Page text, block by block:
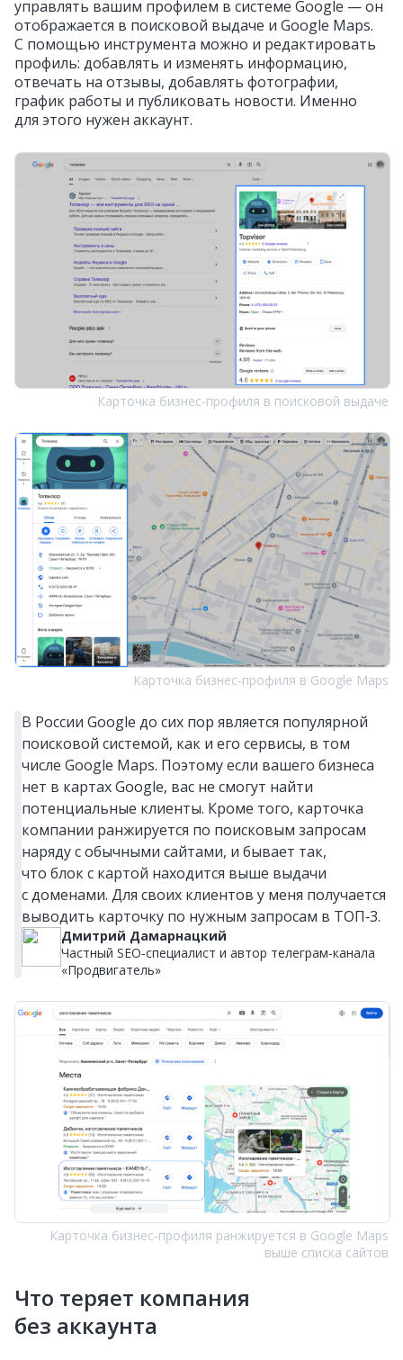
управлять вашим профилем в системе Google — он
отображается в поисковой выдаче и Google Maps.
С помощью инструмента можно и редактировать
профиль: добавлять и изменять информацию,
отвечать на отзывы, добавлять фотографии,
график работы и публиковать новости. Именно
для этого нужен аккаунт.
Карточка бизнес‑профиля в поисковой выдаче
Карточка бизнес‑профиля в Google Maps
В России Google до сих пор является популярной
поисковой системой, как и его сервисы, в том
числе Google Maps. Поэтому если вашего бизнеса
нет в картах Google, вас не смогут найти
потенциальные клиенты. Кроме того, карточка
компании ранжируется по поисковым запросам
наряду с обычными сайтами, и бывает так,
что блок с картой находится выше выдачи
с доменами. Для своих клиентов у меня получается
выводить карточку по нужным запросам в ТОП‑3.
Дмитрий Дамарнацкий
Частный SEO‑специалист и автор телеграм‑канала
«Продвигатель»
Карточка бизнес‑профиля ранжируется в Google Maps
выше списка сайтов
Что теряет компания
без аккаунта